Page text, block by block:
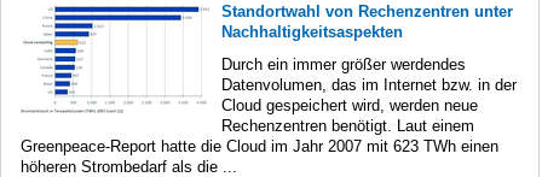
Standortwahl von Rechenzentren unter
Nachhaltigkeitsaspekten
Durch ein immer größer werdendes
Datenvolumen, das im Internet bzw. in der
Cloud gespeichert wird, werden neue
Rechenzentren benötigt. Laut einem
Greenpeace-Report hatte die Cloud im Jahr 2007 mit 623 TWh einen
höheren Strombedarf als die ...